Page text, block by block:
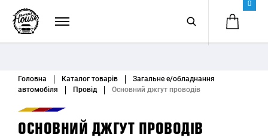
0
Головна Каталог товарів
Загальне е/обладнання
автомобіля
Провід Основний джгут проводів
ОСНОВНИЙ ДЖГУТ ПРОВОДІВ